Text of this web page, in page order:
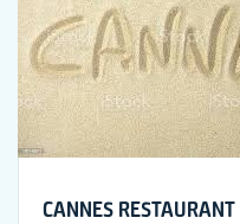
CANNES